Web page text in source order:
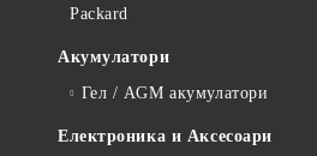
Packard
Акумулатори
Гел / AGM акумулатори
Електроника и Аксесоари